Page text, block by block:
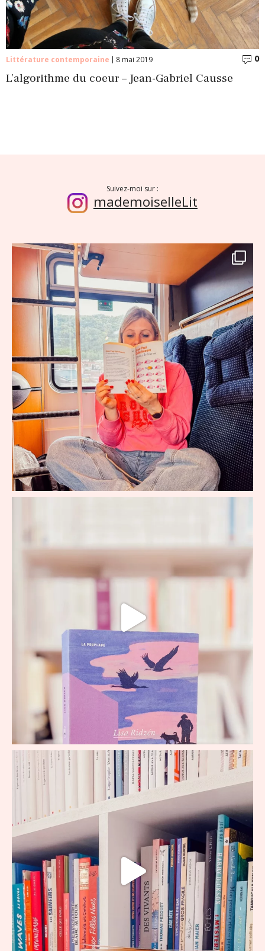
Littérature contemporaine 8 mai 2019 0
L’algorithme du coeur – Jean-Gabriel Causse
Suivez-moi sur :
mademoiselleLit